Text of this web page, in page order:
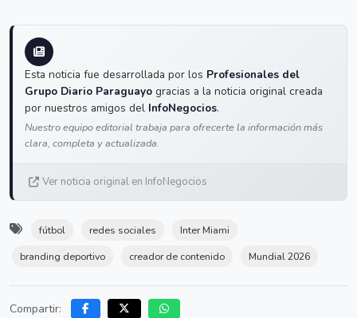
Esta noticia fue desarrollada por los Profesionales del
Grupo Diario Paraguayo gracias a la noticia original creada
por nuestros amigos del InfoNegocios.
Nuestro equipo editorial trabaja para ofrecerte la información más
clara, completa y actualizada.
Ver noticia original en InfoNegocios
fútbol redes sociales
Inter Miami
branding deportivo
creador de contenido Mundial 2026
Compartir: